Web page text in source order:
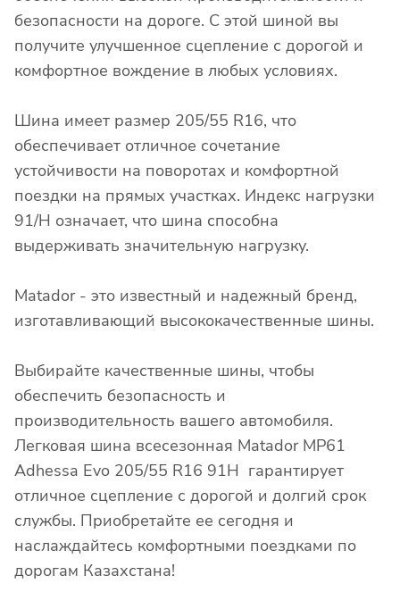
безопасности на дороге. С этой шиной вы
получите улучшенное сцепление с дорогой и
комфортное вождение в любых условиях.
Шина имеет размер 205/55 R16, что
обеспечивает отличное сочетание
устойчивости на поворотах и комфортной
поездки на прямых участках. Индекс нагрузки
91/H означает, что шина способна
выдерживать значительную нагрузку.
Matador - это известный и надежный бренд,
изготавливающий высококачественные шины.
Выбирайте качественные шины, чтобы
обеспечить безопасность и
производительность вашего автомобиля.
Легковая шина всесезонная Matador MP61
Adhessa Evo 205/55 R16 91H гарантирует
отличное сцепление с дорогой и долгий срок
службы. Приобретайте ее сегодня и
наслаждайтесь комфортными поездками по
дорогам Казахстана!